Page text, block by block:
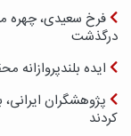
فرخ سعیدی، چهره
درگذشت
ایده
پژوهشگران
کردند